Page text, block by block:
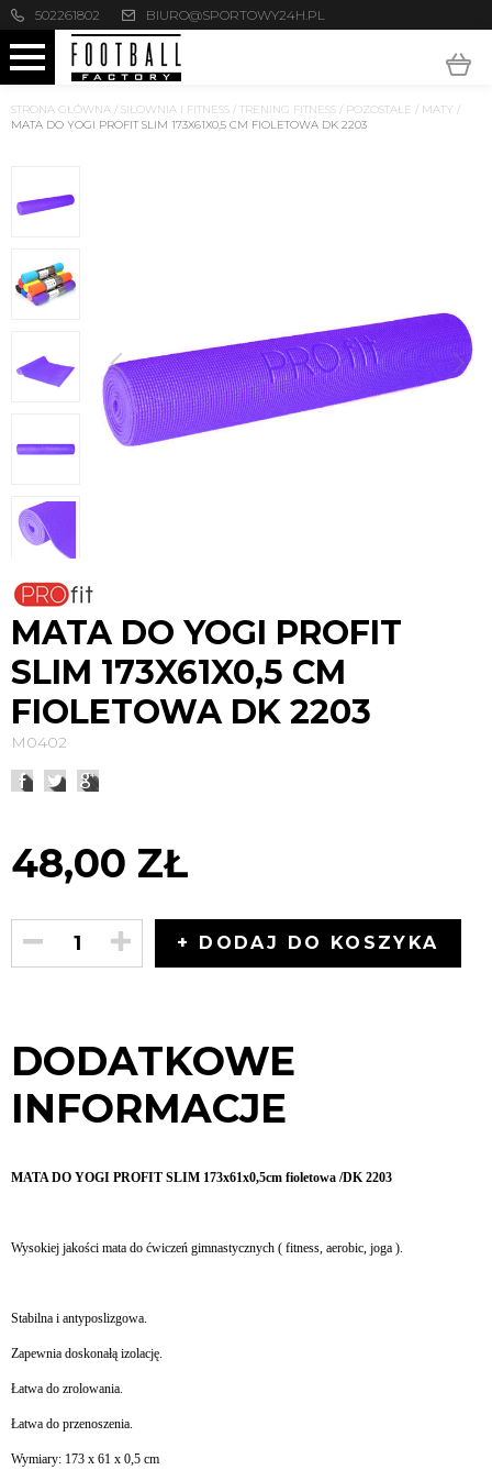
502261802 BIURO@SPORTOWY24H.PL
STRONA GŁÓWNA / SIŁOWNIA I FITNESS / TRENING FITNESS / POZOSTAŁE / MATY /
MATA DO YOGI PROFIT SLIM 173X61X0,5 CM FIOLETOWA DK 2203
MATA DO YOGI PROFIT
SLIM 173X61X0,5 CM
FIOLETOWA DK 2203
M0402
48,00 ZŁ
+ DODAJ DO KOSZYKA
DODATKOWE
INFORMACJE
MATA DO YOGI PROFIT SLIM 173x61x0,5cm fioletowa /DK 2203
Wysokiej jakości mata do ćwiczeń gimnastycznych ( fitness, aerobic, joga ).
Stabilna i antyposlizgowa.
Zapewnia doskonałą izolację.
Łatwa do zrolowania.
Łatwa do przenoszenia.
Wymiary: 173 x 61 x 0,5 cm